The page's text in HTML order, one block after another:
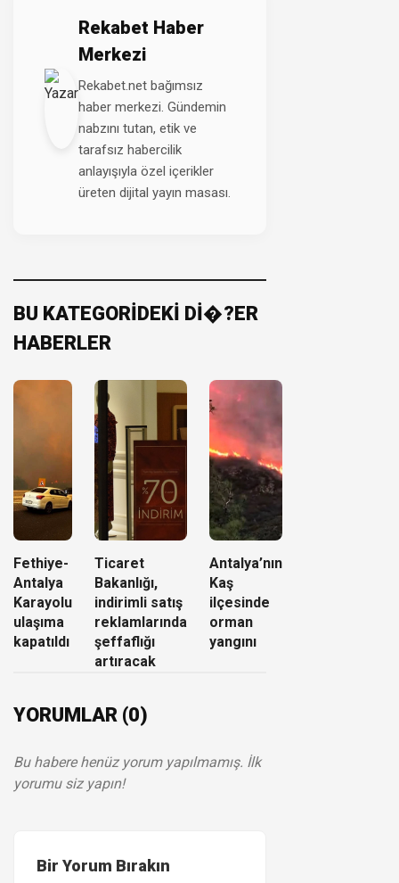
Rekabet Haber
Merkezi
Rekabet.net bağımsız
haber merkezi. Gündemin
nabzını tutan, etik ve
tarafsız habercilik
anlayışıyla özel içerikler
üreten dijital yayın masası.
BU KATEGORİDEKİ Dİ�?ER
HABERLER
Fethiye-
Antalya
Karayolu
ulaşıma
kapatıldı
Ticaret
Bakanlığı,
indirimli satış
reklamlarında
şeffaflığı
artıracak
Antalya’nın
Kaş
ilçesinde
orman
yangını
YORUMLAR (0)
Bu habere henüz yorum yapılmamış. İlk
yorumu siz yapın!
Bir Yorum Bırakın